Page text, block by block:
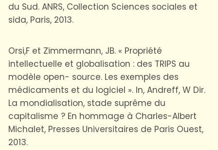
du Sud. ANRS, Collection Sciences sociales et
sida, Paris, 2013.
Orsi,F et Zimmermann, JB. « Propriété
intellectuelle et globalisation : des TRIPS au
modèle open- source. Les exemples des
médicaments et du logiciel ». In, Andreff, W Dir.
La mondialisation, stade suprême du
capitalisme ? En hommage à Charles-Albert
Michalet, Presses Universitaires de Paris Ouest,
2013.